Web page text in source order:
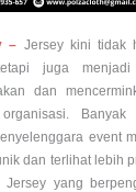
– Jersey kini tidak
juga
dan
event
dan terlihat lebih
Jersey yang